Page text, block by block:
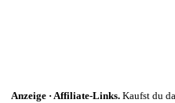
Anzeige · Affiliate-Links. Kaufst du